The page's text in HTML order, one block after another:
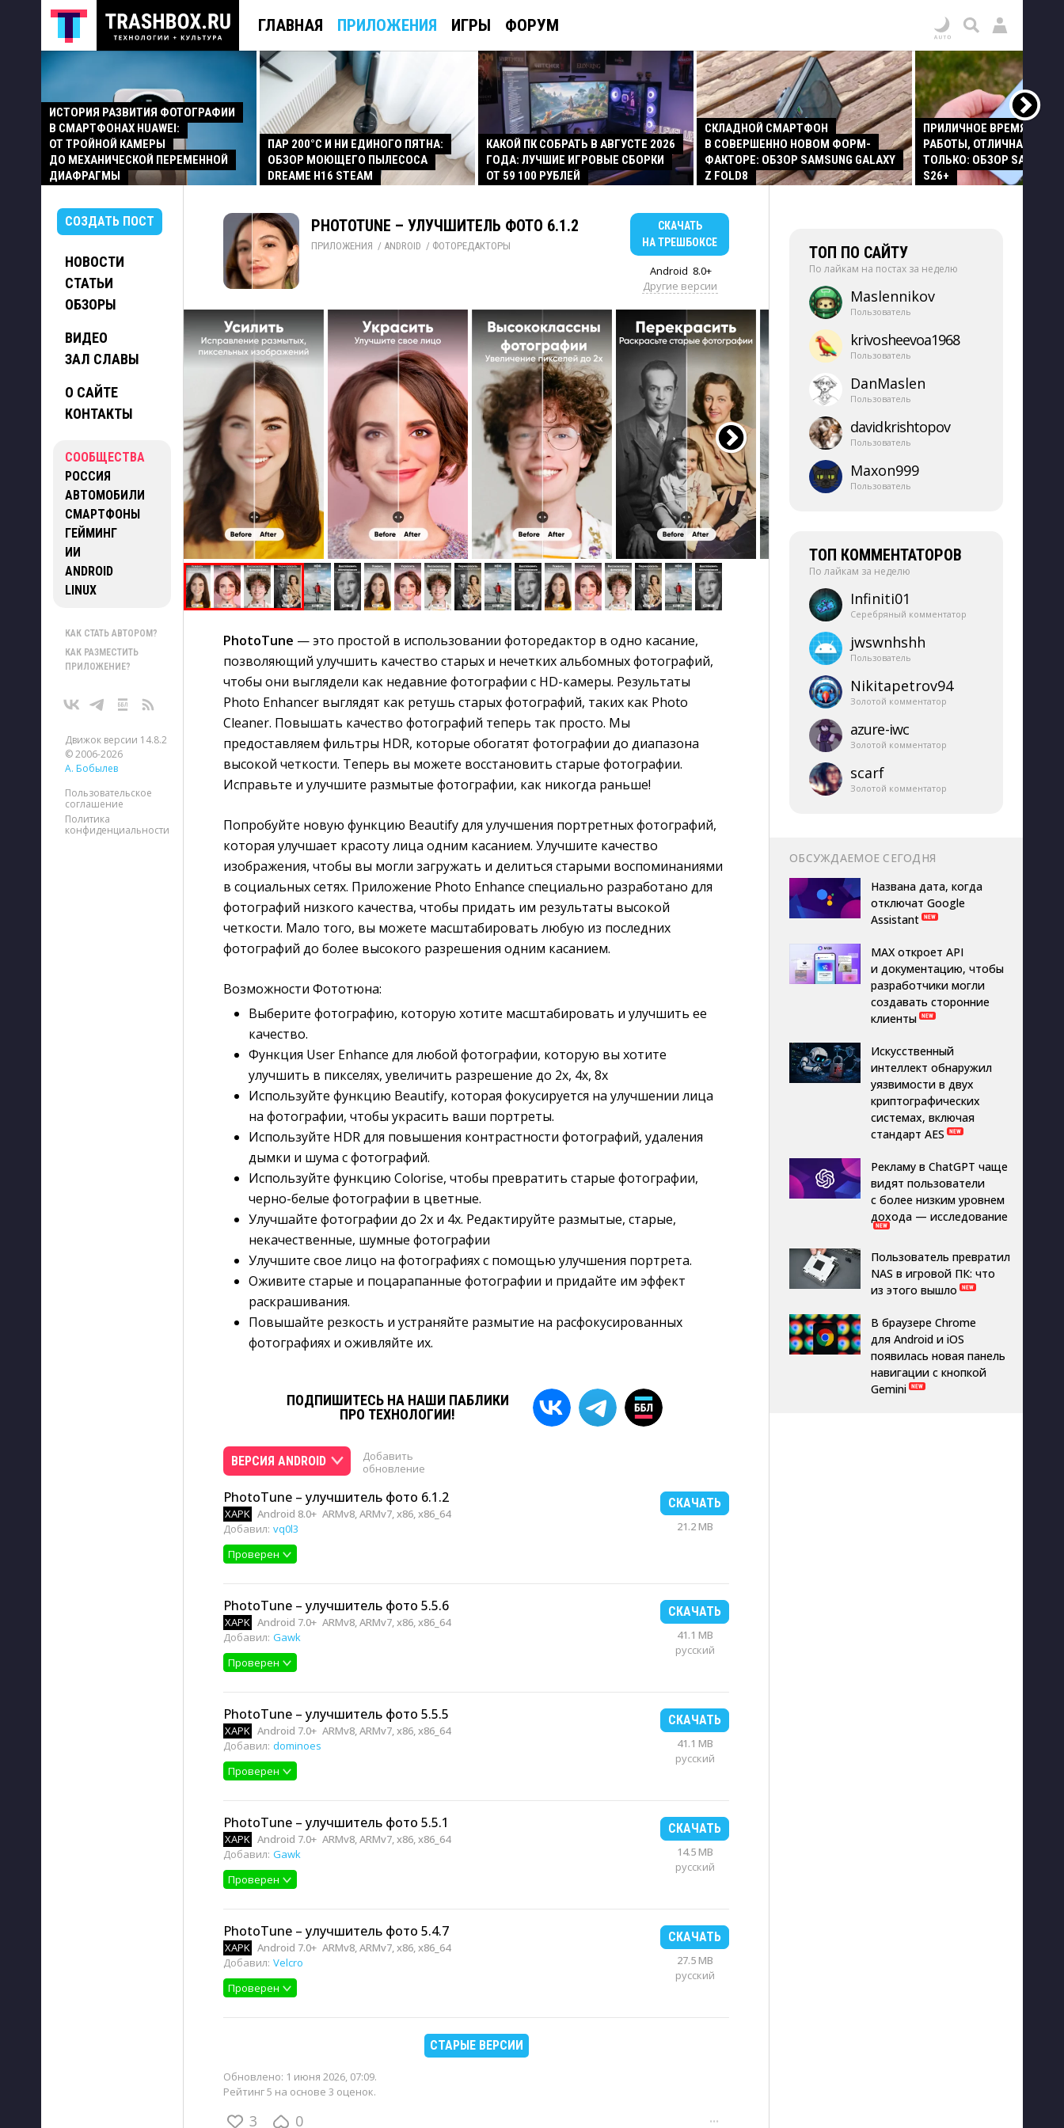
ГЛАВНАЯ ПРИЛОЖЕНИЯ ИГРЫ ФОРУМ
ИСТОРИЯ РАЗВИТИЯ ФОТОГРАФИИ
В СМАРТФОНАХ HUAWEI:
ОТ ТРОЙНОЙ КАМЕРЫ
ДО МЕХАНИЧЕСКОЙ ПЕРЕМЕННОЙ
ДИАФРАГМЫ
ПАР 200°C И НИ ЕДИНОГО ПЯТНА:
ОБЗОР МОЮЩЕГО ПЫЛЕСОСА
DREAME H16 STEAM
КАКОЙ ПК СОБРАТЬ В АВГУСТЕ 2026
ГОДА: ЛУЧШИЕ ИГРОВЫЕ СБОРКИ
ОТ 59 100 РУБЛЕЙ
СКЛАДНОЙ СМАРТФОН
В СОВЕРШЕННО НОВОМ ФОРМ-
ФАКТОРЕ: ОБЗОР SAMSUNG GALAXY
Z FOLD8
ПРИЛИЧНОЕ ВРЕМЯ
РАБОТЫ, ОТЛИЧНАЯ
ТОЛЬКО: ОБЗОР SAMSUNG
S26+
СОЗДАТЬ ПОСТ
НОВОСТИ
СТАТЬИ
ОБЗОРЫ
ВИДЕО
ЗАЛ СЛАВЫ
О САЙТЕ
КОНТАКТЫ
СООБЩЕСТВА
РОССИЯ
АВТОМОБИЛИ
СМАРТФОНЫ
ГЕЙМИНГ
ИИ
ANDROID
LINUX
КАК СТАТЬ АВТОРОМ?
КАК РАЗМЕСТИТЬ
ПРИЛОЖЕНИЕ?
Движок версии 14.8.2
© 2006-2026
А. Бобылев
Пользовательское
соглашение
Политика
конфиденциальности
PHOTOTUNE – УЛУЧШИТЕЛЬ ФОТО 6.1.2
ПРИЛОЖЕНИЯ / ANDROID / ФОТОРЕДАКТОРЫ
СКАЧАТЬ
НА ТРЕШБОКСЕ
Android 8.0+
Другие версии
PhotoTune — это простой в использовании фоторедактор в одно касание,
позволяющий улучшить качество старых и нечетких альбомных фотографий,
чтобы они выглядели как недавние фотографии с HD-камеры. Результаты
Photo Enhancer выглядят как ретушь старых фотографий, таких как Photo
Cleaner. Повышать качество фотографий теперь так просто. Мы
предоставляем фильтры HDR, которые обогатят фотографии до диапазона
высокой четкости. Теперь вы можете восстановить старые фотографии.
Исправьте и улучшите размытые фотографии, как никогда раньше!
Попробуйте новую функцию Beautify для улучшения портретных фотографий,
которая улучшает красоту лица одним касанием. Улучшите качество
изображения, чтобы вы могли загружать и делиться старыми воспоминаниями
в социальных сетях. Приложение Photo Enhance специально разработано для
фотографий низкого качества, чтобы придать им результаты высокой
четкости. Мало того, вы можете масштабировать любую из последних
фотографий до более высокого разрешения одним касанием.
Возможности Фототюна:
Выберите фотографию, которую хотите масштабировать и улучшить ее
качество.
Функция User Enhance для любой фотографии, которую вы хотите
улучшить в пикселях, увеличить разрешение до 2x, 4x, 8x
Используйте функцию Beautify, которая фокусируется на улучшении лица
на фотографии, чтобы украсить ваши портреты.
Используйте HDR для повышения контрастности фотографий, удаления
дымки и шума с фотографий.
Используйте функцию Colorise, чтобы превратить старые фотографии,
черно-белые фотографии в цветные.
Улучшайте фотографии до 2x и 4x. Редактируйте размытые, старые,
некачественные, шумные фотографии
Улучшите свое лицо на фотографиях с помощью улучшения портрета.
Оживите старые и поцарапанные фотографии и придайте им эффект
раскрашивания.
Повышайте резкость и устраняйте размытие на расфокусированных
фотографиях и оживляйте их.
ПОДПИШИТЕСЬ НА НАШИ ПАБЛИКИ
ПРО ТЕХНОЛОГИИ!
ВЕРСИЯ ANDROID
Добавить
обновление
PhotoTune – улучшитель фото 6.1.2
XAPK Android 8.0+ ARMv8, ARMv7, x86, x86_64
Добавил: vq0l3
Проверен
СКАЧАТЬ
21.2 MB
PhotoTune – улучшитель фото 5.5.6
XAPK Android 7.0+ ARMv8, ARMv7, x86, x86_64
Добавил: Gawk
Проверен
СКАЧАТЬ
41.1 MB
русский
PhotoTune – улучшитель фото 5.5.5
XAPK Android 7.0+ ARMv8, ARMv7, x86, x86_64
Добавил: dominoes
Проверен
СКАЧАТЬ
41.1 MB
русский
PhotoTune – улучшитель фото 5.5.1
XAPK Android 7.0+ ARMv8, ARMv7, x86, x86_64
Добавил: Gawk
Проверен
СКАЧАТЬ
14.5 MB
русский
PhotoTune – улучшитель фото 5.4.7
XAPK Android 7.0+ ARMv8, ARMv7, x86, x86_64
Добавил: Velcro
Проверен
СКАЧАТЬ
27.5 MB
русский
СТАРЫЕ ВЕРСИИ
Обновлено: 1 июня 2026, 07:09.
Рейтинг 5 на основе 3 оценок.
3 0 ···
ТОП ПО САЙТУ
По лайкам на постах за неделю
Maslennikov
Пользователь
krivosheevoa1968
Пользователь
DanMaslen
Пользователь
davidkrishtopov
Пользователь
Maxon999
Пользователь
ТОП КОММЕНТАТОРОВ
По лайкам за неделю
Infiniti01
Серебряный комментатор
jwswnhshh
Пользователь
Nikitapetrov94
Золотой комментатор
azure-​iwc
Золотой комментатор
scarf
Золотой комментатор
ОБСУЖДАЕМОЕ СЕГОДНЯ
Названа дата, когда
отключат Google
Assistant
MAX откроет API
и документацию, чтобы
разработчики могли
создавать сторонние
клиенты
Искусственный
интеллект обнаружил
уязвимости в двух
криптографических
системах, включая
стандарт AES
Рекламу в ChatGPT чаще
видят пользователи
с более низким уровнем
дохода — исследование
Пользователь превратил
NAS в игровой ПК: что
из этого вышло
В браузере Chrome
для Android и iOS
появилась новая панель
навигации с кнопкой
Gemini